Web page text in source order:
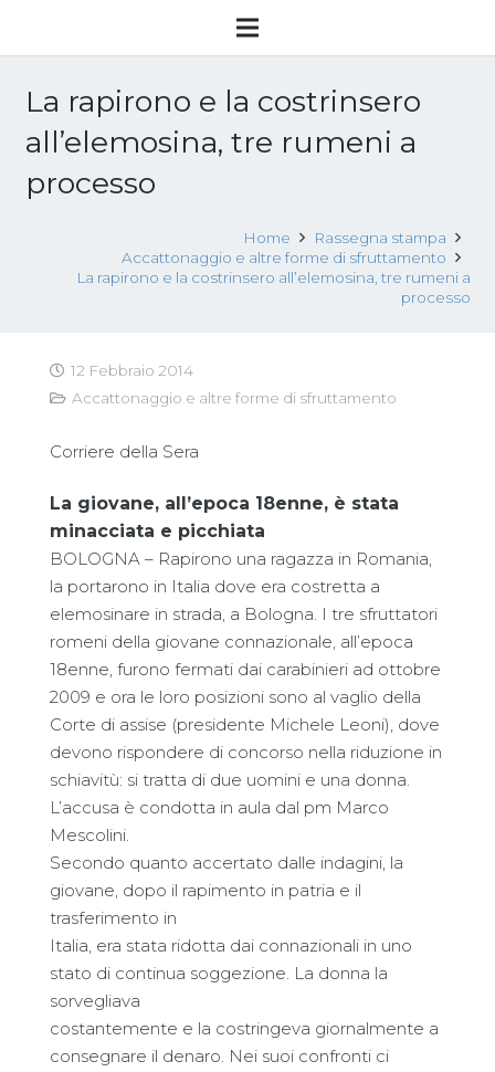
La rapirono e la costrinsero
all’elemosina, tre rumeni a
processo
Home
Rassegna stampa
Accattonaggio e altre forme di sfruttamento
La rapirono e la costrinsero all’elemosina, tre rumeni a
processo
12 Febbraio 2014
Accattonaggio e altre forme di sfruttamento
Corriere della Sera
La giovane, all’epoca 18enne, è stata
minacciata e picchiata
BOLOGNA – Rapirono una ragazza in Romania,
la portarono in Italia dove era costretta a
elemosinare in strada, a Bologna. I tre sfruttatori
romeni della giovane connazionale, all’epoca
18enne, furono fermati dai carabinieri ad ottobre
2009 e ora le loro posizioni sono al vaglio della
Corte di assise (presidente Michele Leoni), dove
devono rispondere di concorso nella riduzione in
schiavitù: si tratta di due uomini e una donna.
L’accusa è condotta in aula dal pm Marco
Mescolini.
Secondo quanto accertato dalle indagini, la
giovane, dopo il rapimento in patria e il
trasferimento in
Italia, era stata ridotta dai connazionali in uno
stato di continua soggezione. La donna la
sorvegliava
costantemente e la costringeva giornalmente a
consegnare il denaro. Nei suoi confronti ci